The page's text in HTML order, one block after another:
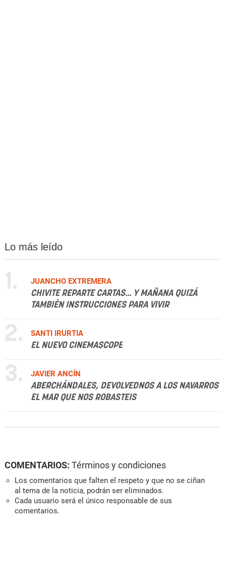
Lo más leído
1.
JUANCHO EXTREMERA
CHIVITE REPARTE CARTAS... Y MAÑANA QUIZÁ
TAMBIÉN INSTRUCCIONES PARA VIVIR
2.
SANTI IRURTIA
EL NUEVO CINEMASCOPE
3.
JAVIER ANCÍN
ABERCHÁNDALES, DEVOLVEDNOS A LOS NAVARROS
EL MAR QUE NOS ROBASTEIS
COMENTARIOS: Términos y condiciones
Los comentarios que falten el respeto y que no se ciñan
al tema de la noticia, podrán ser eliminados.
Cada usuario será el único responsable de sus
comentarios.